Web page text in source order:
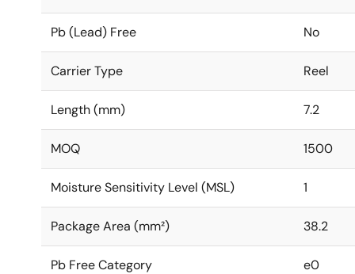
Pb (Lead) Free No
Carrier Type Reel
Length (mm) 7.2
MOQ 1500
Moisture Sensitivity Level (MSL) 1
Package Area (mm²) 38.2
Pb Free Category e0